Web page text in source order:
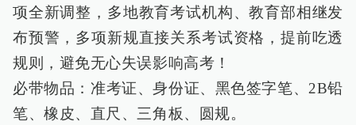
项全新调整，多地教育考试机构、教育部相继发
布预警，多项新规直接关系考试资格，提前吃透
规则，避免无心失误影响高考！
必带物品：准考证、身份证、黑色签字笔、2B铅
笔、橡皮、直尺、三角板、圆规。